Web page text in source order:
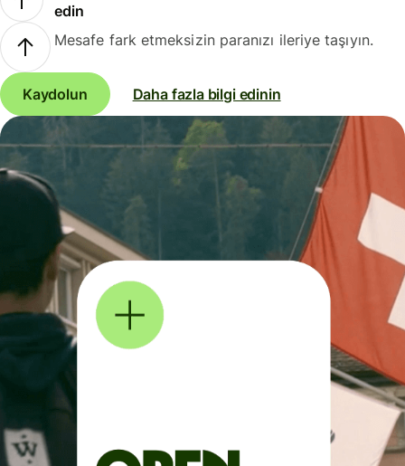
edin
Mesafe fark etmeksizin paranızı ileriye taşıyın.
Kaydolun Daha fazla bilgi edinin